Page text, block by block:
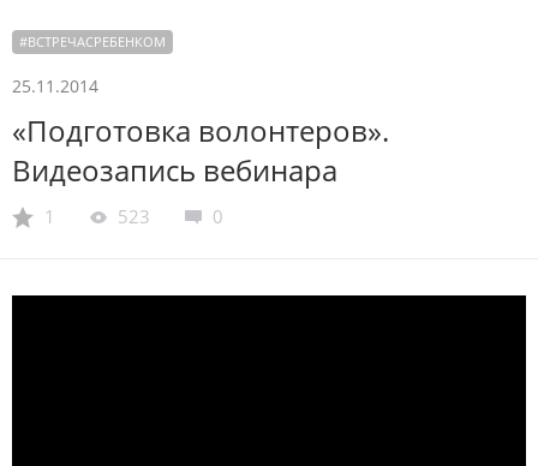
#ВСТРЕЧАСРЕБЕНКОМ
25.11.2014
«Подготовка волонтеров».
Видеозапись вебинара
1 523 0